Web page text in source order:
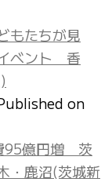
もたちが見
ベント 香
on
95億円増 茨
・鹿沼(茨城新